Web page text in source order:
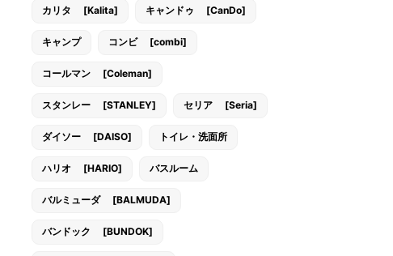
カリタ [Kalita] キャンドゥ [CanDo]
キャンプ コンビ [combi]
コールマン [Coleman]
スタンレー [STANLEY] セリア [Seria]
ダイソー [DAISO] トイレ・洗面所
ハリオ [HARIO] バスルーム
バルミューダ [BALMUDA]
バンドック [BUNDOK]